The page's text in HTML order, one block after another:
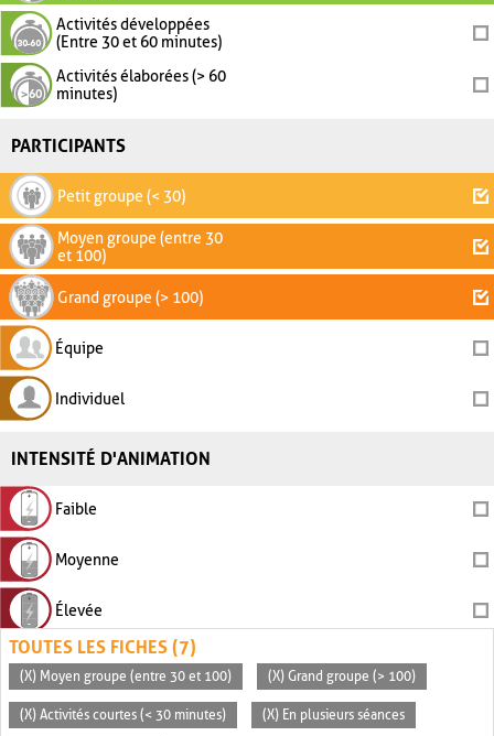
Activités développées
(Entre 30 et 60 minutes)
Activités élaborées (> 60
minutes)
PARTICIPANTS
Petit groupe (< 30)
Moyen groupe (entre 30
et 100)
Grand groupe (> 100)
Équipe
Individuel
INTENSITÉ D'ANIMATION
Faible
Moyenne
Élevée
TOUTES LES FICHES (7)
(X) Moyen groupe (entre 30 et 100) (X) Grand groupe (> 100)
(X) Activités courtes (< 30 minutes) (X) En plusieurs séances